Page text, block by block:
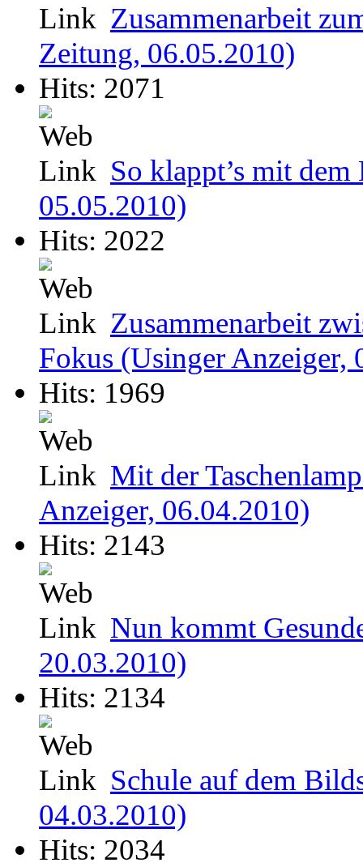
Zusammenarbeit
Zeitung, 06.05.2010)
Hits: 2071
So klappt’s mit
05.05.2010)
Hits: 2022
Zusammenarbeit
Fokus (Usinger Anzeiger,
Hits: 1969
Mit der
Anzeiger, 06.04.2010)
Hits: 2143
Nun kommt
20.03.2010)
Hits: 2134
Schule auf dem
04.03.2010)
Hits: 2034